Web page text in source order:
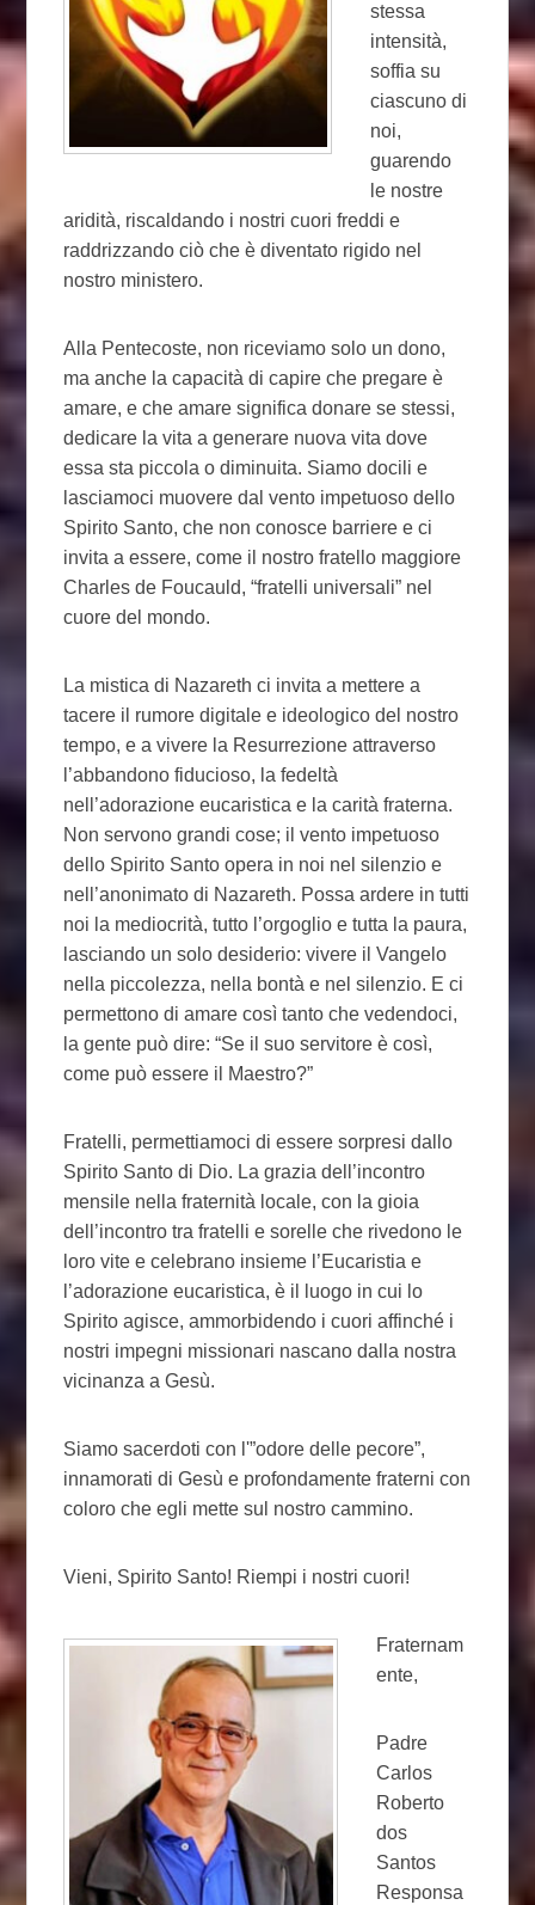
stessa
intensità,
soffia su
ciascuno di
noi,
guarendo
le nostre
aridità, riscaldando i nostri cuori freddi e
raddrizzando ciò che è diventato rigido nel
nostro ministero.
Alla Pentecoste, non riceviamo solo un dono,
ma anche la capacità di capire che pregare è
amare, e che amare significa donare se stessi,
dedicare la vita a generare nuova vita dove
essa sta piccola o diminuita. Siamo docili e
lasciamoci muovere dal vento impetuoso dello
Spirito Santo, che non conosce barriere e ci
invita a essere, come il nostro fratello maggiore
Charles de Foucauld, “fratelli universali” nel
cuore del mondo.
La mistica di Nazareth ci invita a mettere a
tacere il rumore digitale e ideologico del nostro
tempo, e a vivere la Resurrezione attraverso
l’abbandono fiducioso, la fedeltà
nell’adorazione eucaristica e la carità fraterna.
Non servono grandi cose; il vento impetuoso
dello Spirito Santo opera in noi nel silenzio e
nell’anonimato di Nazareth. Possa ardere in tutti
noi la mediocrità, tutto l’orgoglio e tutta la paura,
lasciando un solo desiderio: vivere il Vangelo
nella piccolezza, nella bontà e nel silenzio. E ci
permettono di amare così tanto che vedendoci,
la gente può dire: “Se il suo servitore è così,
come può essere il Maestro?”
Fratelli, permettiamoci di essere sorpresi dallo
Spirito Santo di Dio. La grazia dell’incontro
mensile nella fraternità locale, con la gioia
dell’incontro tra fratelli e sorelle che rivedono le
loro vite e celebrano insieme l’Eucaristia e
l’adorazione eucaristica, è il luogo in cui lo
Spirito agisce, ammorbidendo i cuori affinché i
nostri impegni missionari nascano dalla nostra
vicinanza a Gesù.
Siamo sacerdoti con l'”odore delle pecore”,
innamorati di Gesù e profondamente fraterni con
coloro che egli mette sul nostro cammino.
Vieni, Spirito Santo! Riempi i nostri cuori!
Fraternam
ente,
Padre
Carlos
Roberto
dos
Santos
Responsa